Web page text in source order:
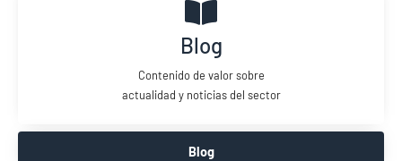
Blog
Contenido de valor sobre
actualidad y noticias del sector
Blog